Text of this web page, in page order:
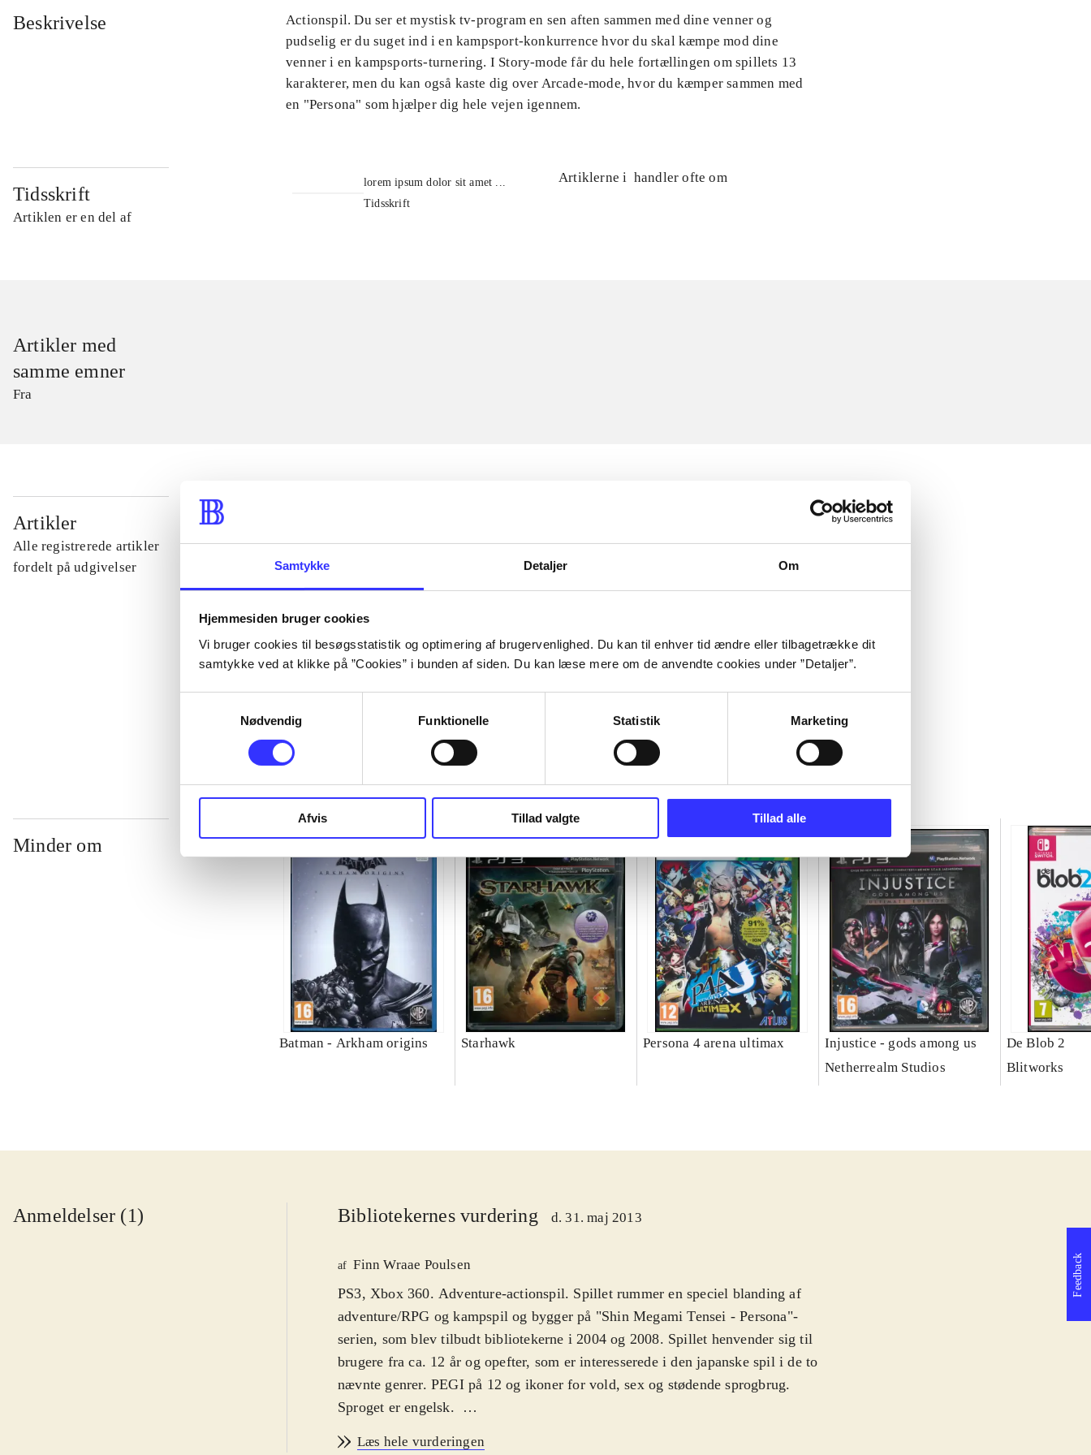
Samtykke Detaljer Om
Hjemmesiden bruger cookies
Vi bruger cookies til besøgsstatistik og optimering af brugervenlighed. Du kan til enhver tid ændre eller tilbagetrække dit
samtykke ved at klikke på ”Cookies” i bunden af siden. Du kan læse mere om de anvendte cookies under ”Detaljer”.
Nødvendig
Funktionelle Statistik Marketing
Afvis Tillad valgte Tillad alle
Beskrivelse
Actionspil. Du ser et mystisk tv-program en sen aften sammen med dine venner og
pudselig er du suget ind i en kampsport-konkurrence hvor du skal kæmpe mod dine
venner i en kampsports-turnering. I Story-mode får du hele fortællingen om spillets 13
karakterer, men du kan også kaste dig over Arcade-mode, hvor du kæmper sammen med
en "Persona" som hjælper dig hele vejen igennem.
Tidsskrift
Artiklen er en del af
lorem ipsum dolor sit amet ...
Tidsskrift
Artiklerne i handler ofte om
Artikler med
samme emner
Fra
Artikler
Alle registrerede artikler
fordelt på udgivelser
...
...
...
...
Minder om
Batman - Arkham origins Starhawk Persona 4 arena ultimax
Injustice - gods among us
Netherrealm Studios
De Blob 2
Blitworks
Anmeldelser (1) Bibliotekernes vurdering d. 31. maj 2013
af Finn Wraae Poulsen
PS3, Xbox 360. Adventure-actionspil. Spillet rummer en speciel blanding af
adventure/RPG og kampspil og bygger på "Shin Megami Tensei - Persona"-
serien, som blev tilbudt bibliotekerne i 2004 og 2008. Spillet henvender sig til
brugere fra ca. 12 år og opefter, som er interesserede i den japanske spil i de to
nævnte genrer. PEGI på 12 og ikoner for vold, sex og stødende sprogbrug.
Sproget er engelsk.
Læs hele vurderingen
Feedback